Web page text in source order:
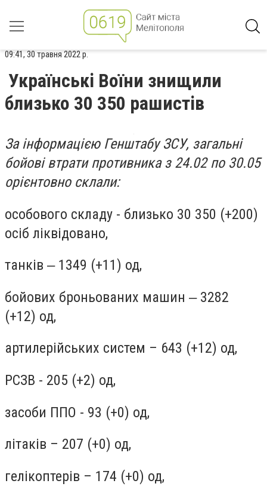
09:41, 30 травня 2022 р.
Українські Воїни знищили
близько 30 350 рашистів
За інформацією Генштабу ЗСУ, загальні
бойові втрати противника з 24.02 по 30.05
орієнтовно склали:
особового складу - близько 30 350 (+200)
осіб ліквідовано,
танків ‒ 1349 (+11) од,
бойових броньованих машин ‒ 3282
(+12) од,
артилерійських систем – 643 (+12) од,
РСЗВ - 205 (+2) од,
засоби ППО - 93 (+0) од,
літаків – 207 (+0) од,
гелікоптерів – 174 (+0) од,